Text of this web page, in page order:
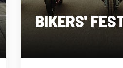
BIKERS'